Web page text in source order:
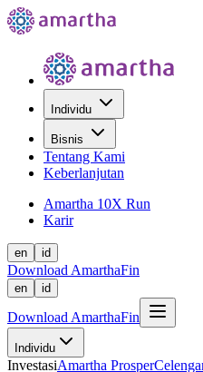
Individu
Bisnis
Tentang Kami
Keberlanjutan
Amartha 10X Run
Karir
en id
Download AmarthaFin
en id
Download AmarthaFin
Individu
InvestasiAmartha Prosper